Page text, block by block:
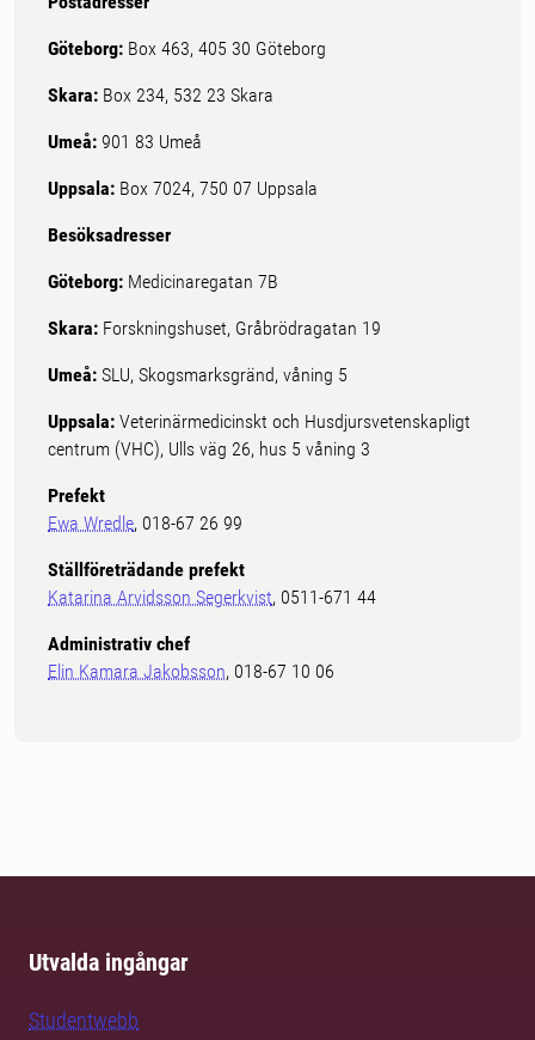
Göteborg: Box 463, 405 30 Göteborg
Skara: Box 234, 532 23 Skara
Umeå: 901 83 Umeå
Uppsala: Box 7024, 750 07 Uppsala
Besöksadresser
Göteborg: Medicinaregatan 7B
Skara: Forskningshuset, Gråbrödragatan 19
Umeå: SLU, Skogsmarksgränd, våning 5
Uppsala: Veterinärmedicinskt och Husdjursvetenskapligt
centrum (VHC), Ulls väg 26, hus 5 våning 3
Prefekt
Ewa Wredle, 018-67 26 99
Ställföreträdande prefekt
Katarina Arvidsson Segerkvist, 0511-671 44
Administrativ chef
Elin Kamara Jakobsson, 018-67 10 06
Utvalda ingångar
Studentwebb